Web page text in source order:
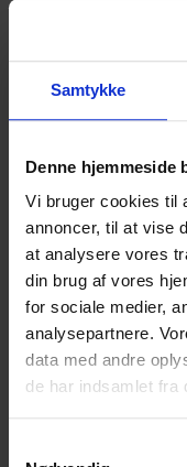
Samtykke
Denne hjemmeside
Vi bruger cookies til
annoncer, til at vise
at analysere vores
din brug af vores
for sociale medier,
analysepartnere.
data med andre
de har indsamlet fra
Se mere på